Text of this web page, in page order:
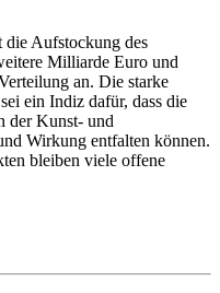
Aufstockung des
Milliarde Euro und
an. Die starke
ein Indiz dafür, dass die
der Kunst- und
Wirkung entfalten können.
bleiben viele offene